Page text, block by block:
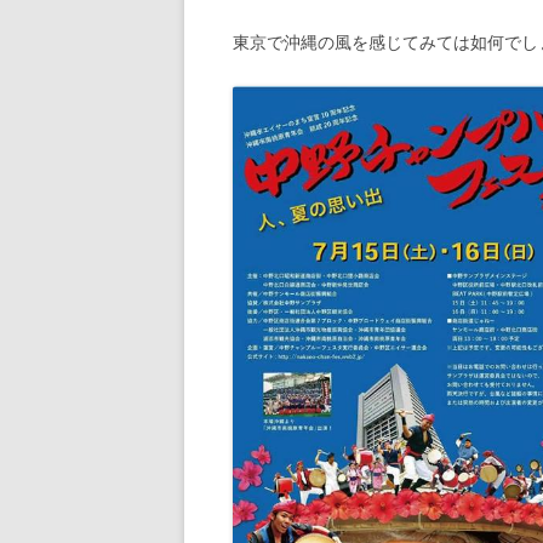
東京で沖縄の風を感じてみては如何でし